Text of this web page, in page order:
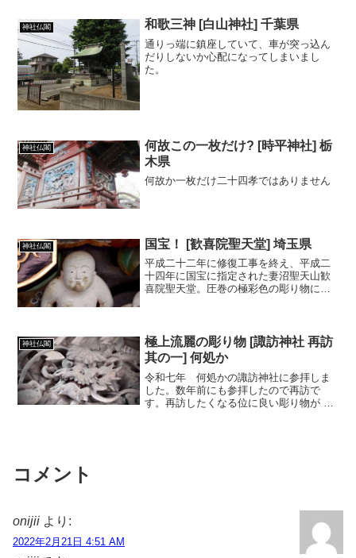
神社仏閣 和歌三神 [白山神社] 千葉県
通りっ端に鎮座していて、車が突っ込ん
だりしないか心配になってしまいまし
た。
神社仏閣
何故この一枚だけ? [時平神社] 栃
木県
何故か一枚だけ二十四孝ではありません
神社仏閣 国宝！ [歓喜院聖天堂] 埼玉県
平成二十二年に修復工事を終え、平成二
十四年に国宝に指定された妻沼聖天山歓
喜院聖天堂。圧巻の極彩色の彫り物には
神社仏閣
極上流麗の彫り物 [諏訪神社 再訪
其の一] 何処か
令和七年 何処かの諏訪神社に参拝しま
した。数年前にも参拝したので再訪で
す。再訪したくなる位に良い彫り物が こ
コメント
onijii より:
2022年2月21日 4:51 AM